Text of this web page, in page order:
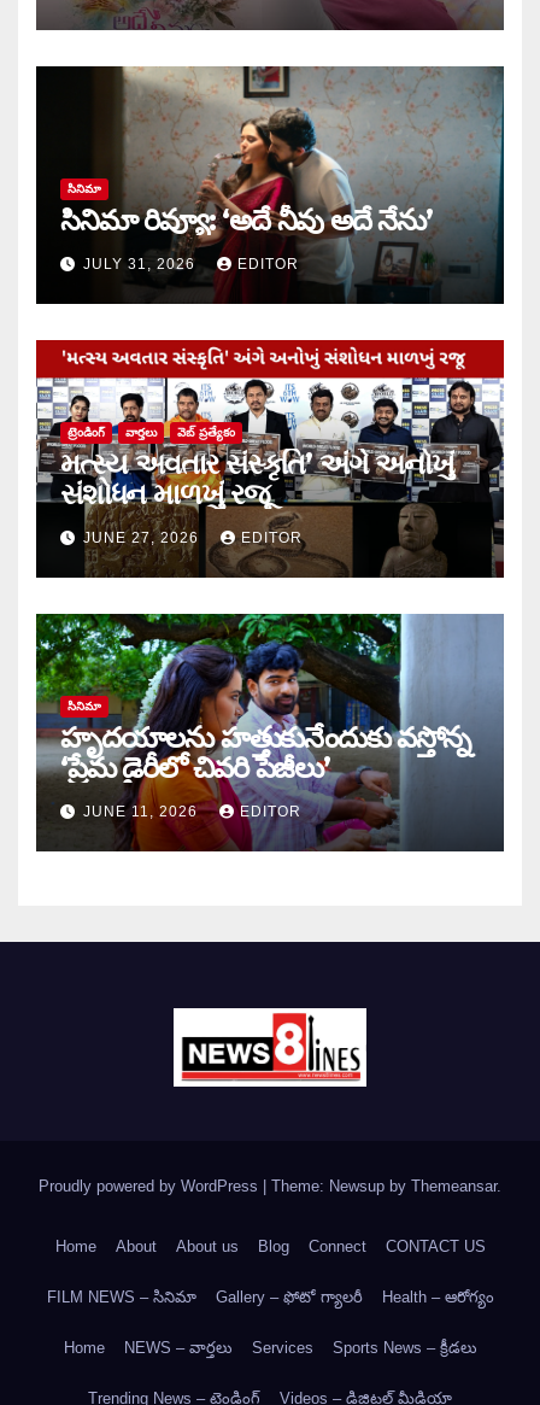
సినిమా
సినిమా రివ్యూ: ‘అదే నీవు అదే నేను’
JULY 31, 2026 EDITOR
ట్రెండింగ్ వార్త‌లు వెబ్ ప్రత్యేకం
મત્સ્ય અવતાર સંસ્કૃતિ’ અંગે અનોખું
સંશોધન માળખું રજૂ
JUNE 27, 2026 EDITOR
సినిమా
హృదయాలను హత్తుకునేందుకు వస్తోన్న
‘ప్రేమ డైరీలో చివరి పేజీలు’
JUNE 11, 2026 EDITOR
Proudly powered by WordPress Theme: Newsup by Themeansar.
Home About About us Blog Connect CONTACT US
FILM NEWS – సినిమా Gallery – ఫోటో గ్యాలరీ Health – ఆరోగ్యం
Home NEWS – వార్త‌లు Services Sports News – క్రీడలు
Trending News – ట్రెండింగ్ Videos – డిజిటల్ మీడియా